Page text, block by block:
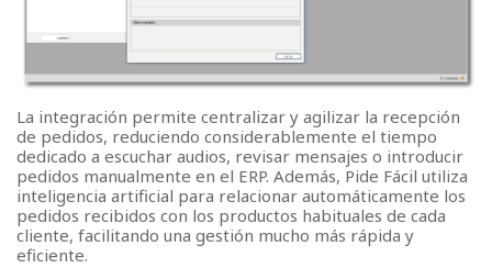
La integración permite centralizar y agilizar la recepción
de pedidos, reduciendo considerablemente el tiempo
dedicado a escuchar audios, revisar mensajes o introducir
pedidos manualmente en el ERP. Además, Pide Fácil utiliza
inteligencia artificial para relacionar automáticamente los
pedidos recibidos con los productos habituales de cada
cliente, facilitando una gestión mucho más rápida y
eficiente.